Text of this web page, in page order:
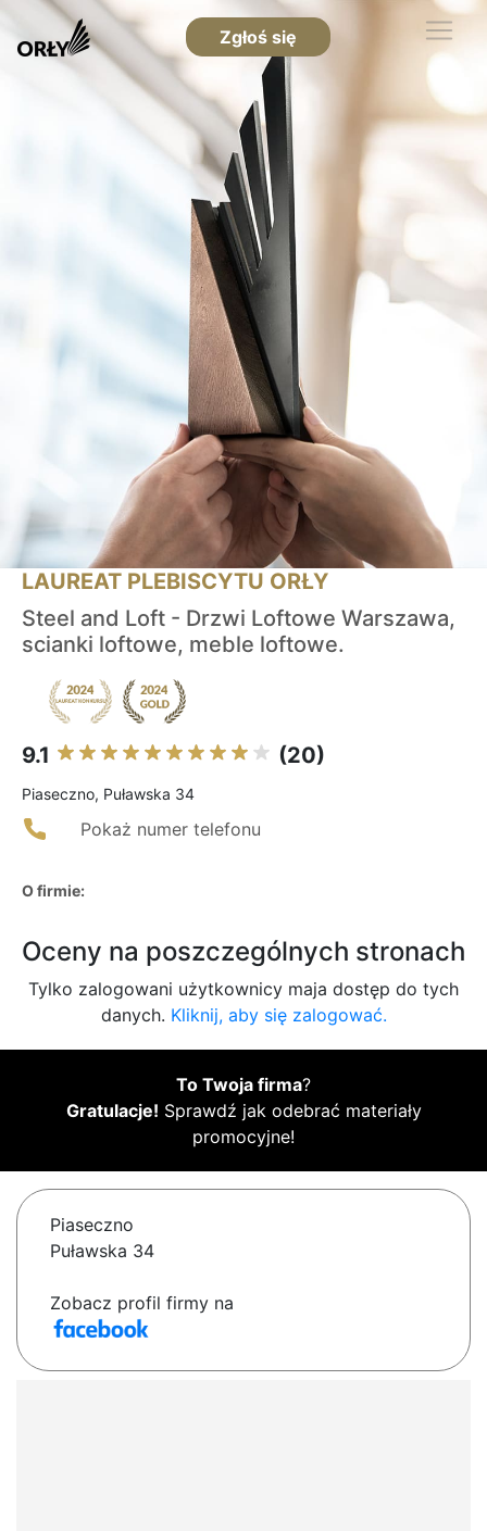
Zgłoś się
LAUREAT PLEBISCYTU ORŁY
Steel and Loft - Drzwi Loftowe Warszawa,
scianki loftowe, meble loftowe.
9.1 (20)
Piaseczno, Puławska 34
Pokaż numer telefonu
O firmie:
Oceny na poszczególnych stronach
Tylko zalogowani użytkownicy maja dostęp do tych
danych. Kliknij, aby się zalogować.
To Twoja firma?
Gratulacje! Sprawdź jak odebrać materiały
promocyjne!
Piaseczno
Puławska 34
Zobacz profil firmy na